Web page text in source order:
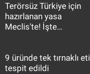
Terörsüz Türkiye için
hazırlanan yasa
Meclis'te! İşte
9 üründe tek tırnaklı eti
tespit edildi